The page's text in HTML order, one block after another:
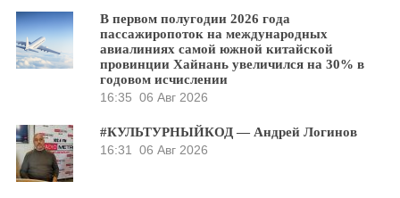
В первом полугодии 2026 года
пассажиропоток на международных
авиалиниях самой южной китайской
провинции Хайнань увеличился на 30% в
годовом исчислении
16:35 06 Авг 2026
#КУЛЬТУРНЫЙКОД — Андрей Логинов
16:31
06 Авг 2026